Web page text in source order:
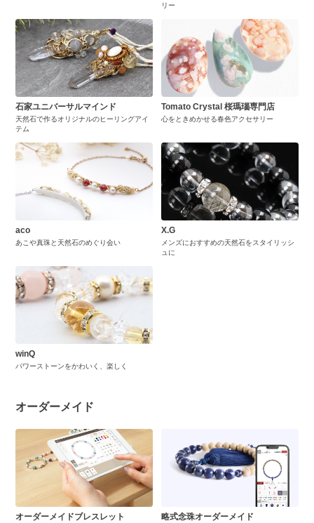
リー
石家ユニバーサルマインド
天然石で作るオリジナルのヒーリングアイ
テム
Tomato Crystal 桜瑪瑙専門店
心をときめかせる春色アクセサリー
aco
あこや真珠と天然石のめぐり会い
X.G
メンズにおすすめの天然石をスタイリッシ
ュに
winQ
パワーストーンをかわいく、楽しく
オーダーメイド
オーダーメイドブレスレット 略式念珠オーダーメイド